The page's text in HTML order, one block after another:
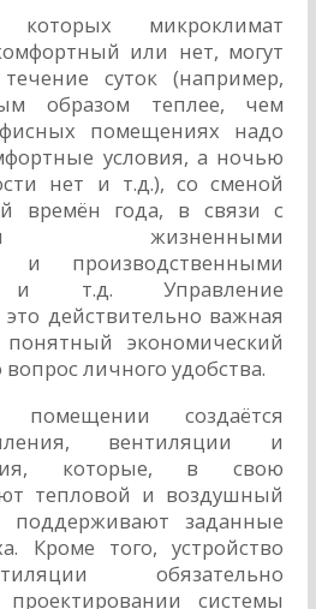
микроклимат
или нет, могут
суток (например,
образом теплее, чем
помещениях надо
условия, а ночью
нет и т.д.), со сменой
времён года, в связи с
жизненными
и производственными
и т.д. Управление
действительно важная
экономический
личного удобства.
создаётся
вентиляции и
которые, в свою
тепловой и воздушный
заданные
Кроме того, устройство
обязательно
системы